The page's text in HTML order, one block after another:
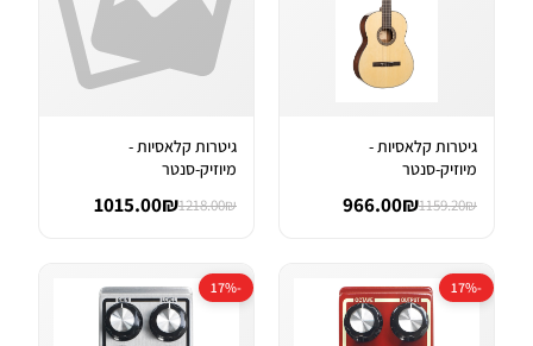
גיטרות קלאסיות -
מיוזיק-סנטר
1159.20₪
966.00₪
גיטרות קלאסיות -
מיוזיק-סנטר
1218.00₪
1015.00₪
-17%
-17%